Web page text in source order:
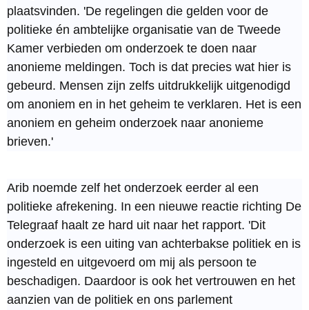
plaatsvinden. 'De regelingen die gelden voor de
politieke én ambtelijke organisatie van de Tweede
Kamer verbieden om onderzoek te doen naar
anonieme meldingen. Toch is dat precies wat hier is
gebeurd. Mensen zijn zelfs uitdrukkelijk uitgenodigd
om anoniem en in het geheim te verklaren. Het is een
anoniem en geheim onderzoek naar anonieme
brieven.'
Arib noemde zelf het onderzoek eerder al een
politieke afrekening. In een nieuwe reactie richting De
Telegraaf haalt ze hard uit naar het rapport. 'Dit
onderzoek is een uiting van achterbakse politiek en is
ingesteld en uitgevoerd om mij als persoon te
beschadigen. Daardoor is ook het vertrouwen en het
aanzien van de politiek en ons parlement